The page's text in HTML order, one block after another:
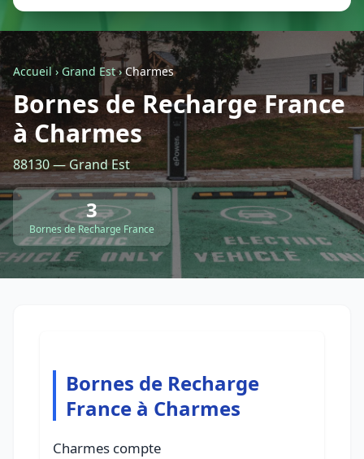
Je ne sais pas encore
Autre
Retour à la liste des métiers
CGU-Confidentialité- Service proposé parViteUnDevis.com-Vous
Accueil› Grand Est›Charmes
Bornes de Recharge France
à Charmes
88130 — Grand Est
3
Bornes de Recharge France
Bornes de Recharge
France à Charmes
Charmes compte